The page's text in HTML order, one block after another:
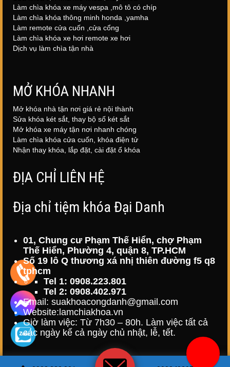
Làm chìa khóa xe máy vespa ,mô tô có chíp
Làm chìa khóa thông minh honda ,yamha
Làm remote cửa cuốn ,cửa cổng
Làm chìa khóa xe hơi remote xe hơi
Dịch vụ làm chìa tận nhà
MỞ KHÓA NHANH
Mở khóa nhà tận nơi giá rẻ nội thành
Sửa khóa két sắt, thay bộ số két sắt
Mở khóa xe máy tận nơi nhanh chóng
Làm chìa khóa cửa cuốn, khóa điện tử
Nhận thay khóa, lắp đặt, cài đặt ổ khóa
ĐỊA CHỈ LIÊN HỆ
Địa chỉ tiệm khóa Đại Danh
01, Chung cư Phạm Thế Hiển, chợ Phạm
Thế Hiển, Phường 4, quận 8, TP.HCM
Số 19 lô Q thương xá nhị thiên đường f5 q8
tphcm
Tel 1: 0908.223.801
Tel 2: 0908.402.971
Email: suakhoacongdanh@gmail.com
Website: lamchiakhoa.vn
Giờ làm việc: Từ 7h30 – 80h. Làm việc tất cả
các ngày kể cả ngày chủ nhật, lễ, tết.
© Copyright Sửa Khóa Đại Danh, All rights reserved